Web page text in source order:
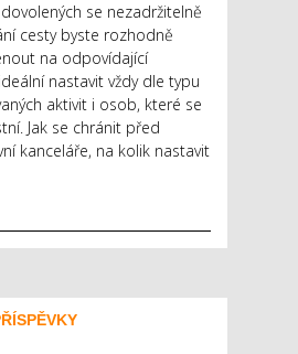
se nezadržitelně
cesty byste rozhodně
na odpovídající
nastavit vždy dle typu
aktivit i osob, které se
Jak se chránit před
kanceláře, na kolik nastavit